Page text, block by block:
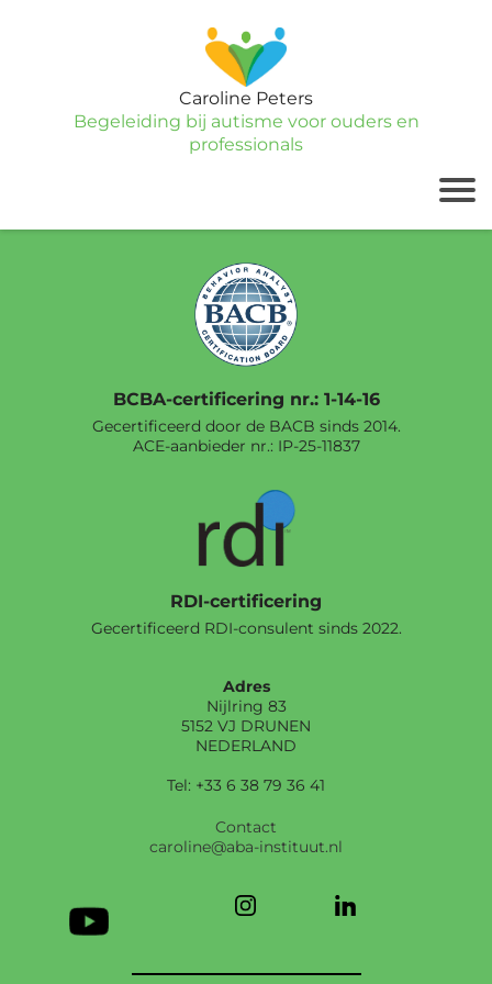
Caroline Peters
Begeleiding bij autisme voor ouders en
professionals
BCBA-certificering nr.: 1-14-16
Gecertificeerd door de BACB sinds 2014.
ACE-aanbieder nr.: IP-25-11837
RDI-certificering
Gecertificeerd RDI-consulent sinds 2022.
Adres
Nijlring 83
5152 VJ DRUNEN
NEDERLAND
Tel: +33 6 38 79 36 41
Contact
caroline@aba-instituut.nl